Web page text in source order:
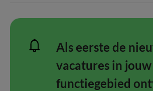
Als eerste de
vacatures in jouw
functiegebied